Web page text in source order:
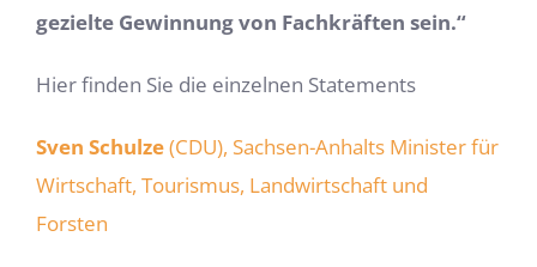
gezielte Gewinnung von Fachkräften sein.“
Hier finden Sie die einzelnen Statements
Sven Schulze(CDU), Sachsen-Anhalts Minister für
Wirtschaft, Tourismus, Landwirtschaft und
Forsten